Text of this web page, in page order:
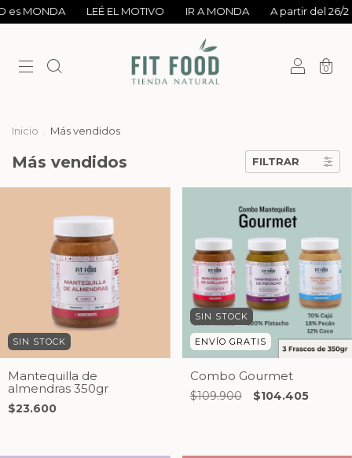
MONDA LEÉ EL MOTIVO IR A MONDA A partir del 26/2
0
Inicio Más vendidos
Más vendidos FILTRAR
SIN STOCK
Mantequilla de
almendras 350gr
$23.600
SIN STOCK
ENVÍO GRATIS
Combo Gourmet
$109.900 $104.405